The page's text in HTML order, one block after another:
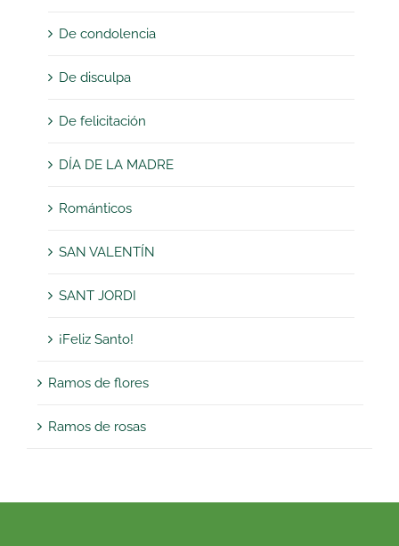
De condolencia
De disculpa
De felicitación
DÍA DE LA MADRE
Románticos
SAN VALENTÍN
SANT JORDI
¡Feliz Santo!
Ramos de flores
Ramos de rosas